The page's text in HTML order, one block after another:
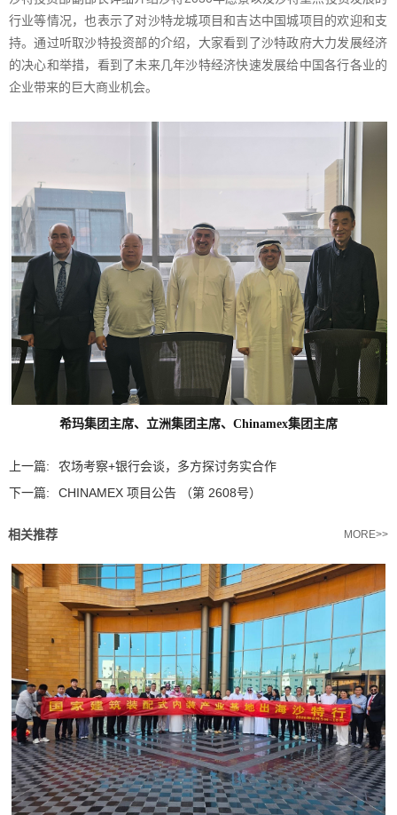
行业等情况，也表示了对沙特龙城项目和吉达中国城项目的欢迎和支
持。通过听取沙特投资部的介绍，大家看到了沙特政府大力发展经济
的决心和举措，看到了未来几年沙特经济快速发展给中国各行各业的
企业带来的巨大商业机会。
希玛集团主席、立洲集团主席、 Chinamex集团主席
上一篇:
农场考察+银行会谈，多方探讨务实合作
下一篇:
CHINAMEX 项目公告 （第 2608号）
相关推荐 MORE>>